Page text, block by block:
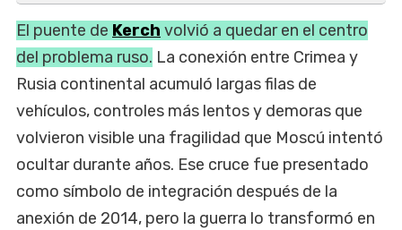
El puente de Kerch volvió a quedar en el centro
del problema ruso. La conexión entre Crimea y
Rusia continental acumuló largas filas de
vehículos, controles más lentos y demoras que
volvieron visible una fragilidad que Moscú intentó
ocultar durante años. Ese cruce fue presentado
como símbolo de integración después de la
anexión de 2014, pero la guerra lo transformó en